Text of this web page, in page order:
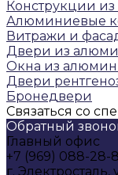
Конструкции
Алюминиевые
Витражи и
Двери из
Окна из
Двери
Бронедвери
Связаться со
Обратный
Главный офис
+7 (969) 088-28-
г.